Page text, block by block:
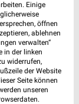
Coburg
in 3 Min.
Einige
öffnen
ablehnen
verwalten“
in der linken
widerrufen,
der Website
Seite können
unseren